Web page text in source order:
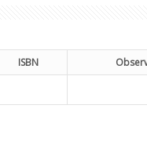
ISBN